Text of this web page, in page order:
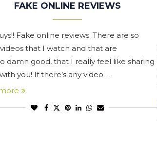
FAKE ONLINE REVIEWS
Fake online reviews. There are so
that I watch and that are
damn good, that I really feel like sharing
you! If there’s any video …